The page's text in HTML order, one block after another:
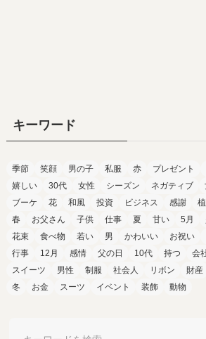
キーワード
季節 笑顔 男の子 私服 赤 プレゼント
嬉しい
30代 女性 シーズン ネガティブ
ブーケ
花 和風 投資 ビジネス 感謝
春
お父さん 子供 仕事 夏 甘い 5月
花束
食べ物 若い 男 かわいい お祝い
行事
12月 感情 父の日 10代 持つ 会
スイーツ
男性 制服 社会人 リボン 財産
冬
お金 スーツ イベント 装飾 動物